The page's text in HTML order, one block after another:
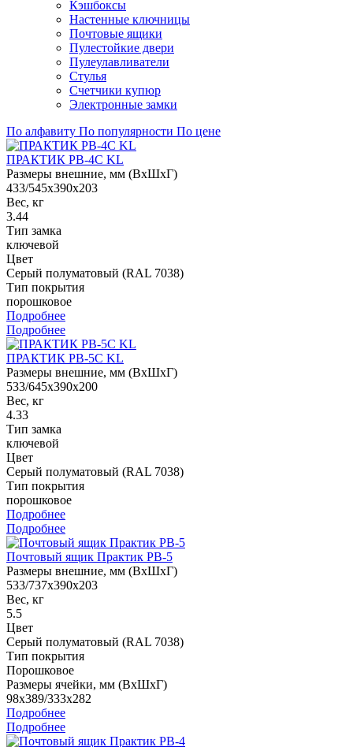
Кэшбоксы
Настенные ключницы
Почтовые ящики
Пулестойкие двери
Пулеулавливатели
Стулья
Счетчики купюр
Электронные замки
По алфавиту По популярности По цене
ПРАКТИК PB-4C KL
Размеры внешние, мм (ВхШхГ)
433/545x390x203
Вес, кг
3.44
Тип замка
ключевой
Цвет
Cерый полуматовый (RAL 7038)
Тип покрытия
порошковое
Подробнее
Подробнее
ПРАКТИК PB-5C KL
Размеры внешние, мм (ВхШхГ)
533/645x390x200
Вес, кг
4.33
Тип замка
ключевой
Цвет
Серый полуматовый (RAL 7038)
Тип покрытия
порошковое
Подробнее
Подробнее
Почтовый ящик Практик PB-5
Размеры внешние, мм (ВхШхГ)
533/737x390x203
Вес, кг
5.5
Цвет
Cерый полуматовый (RAL 7038)
Тип покрытия
Порошковое
Размеры ячейки, мм (ВхШхГ)
98x389/333x282
Подробнее
Подробнее